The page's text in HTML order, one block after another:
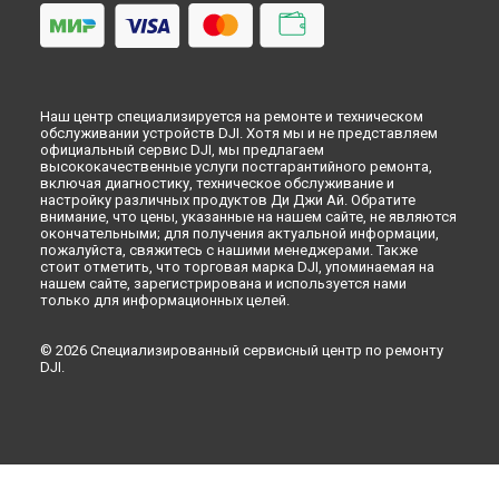
Ремонт пульта дистанционного управления RC 2 DJI в
Ремонт пульта дистанционного управления RC 2 DJI в
Красноярске
Ремонт пульта дистанционного управления RC 2 DJI в
Перми
Ремонт пульта дистанционного управления RC 2 DJI в
Ульяновске
Ремонт пульта дистанционного управления RC 2 DJI в
Кирове
Ремонт пульта дистанционного управления RC 2 DJI в
Москве
Санкт-Петербурге
Наш центр специализируется на ремонте и техническом
обслуживании устройств DJI. Хотя мы и не представляем
официальный сервис DJI, мы предлагаем
высококачественные услуги постгарантийного ремонта,
включая диагностику, техническое обслуживание и
настройку различных продуктов Ди Джи Ай. Обратите
внимание, что цены, указанные на нашем сайте, не являются
окончательными; для получения актуальной информации,
пожалуйста, свяжитесь с нашими менеджерами. Также
стоит отметить, что торговая марка DJI, упоминаемая на
нашем сайте, зарегистрирована и используется нами
только для информационных целей.
© 2026 Специализированный сервисный центр по ремонту
DJI.